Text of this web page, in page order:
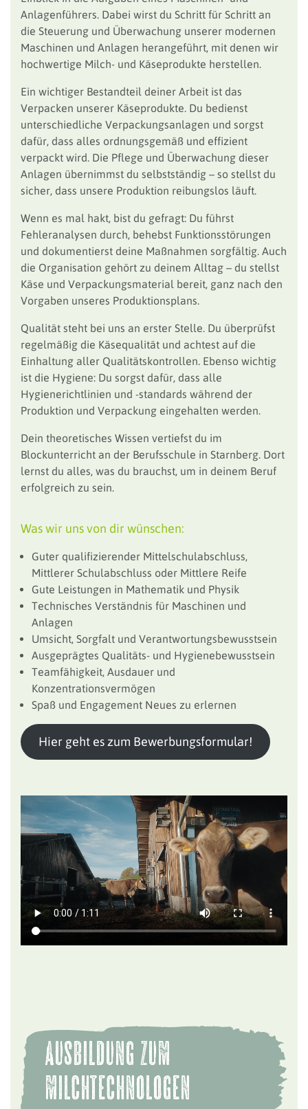
Anlagenführers. Dabei wirst du Schritt für Schritt an
die Steuerung und Überwachung unserer modernen
Maschinen und Anlagen herangeführt, mit denen wir
hochwertige Milch- und Käseprodukte herstellen.
Ein wichtiger Bestandteil deiner Arbeit ist das
Verpacken unserer Käseprodukte. Du bedienst
unterschiedliche Verpackungsanlagen und sorgst
dafür, dass alles ordnungsgemäß und effizient
verpackt wird. Die Pflege und Überwachung dieser
Anlagen übernimmst du selbstständig – so stellst du
sicher, dass unsere Produktion reibungslos läuft.
Wenn es mal hakt, bist du gefragt: Du führst
Fehleranalysen durch, behebst Funktionsstörungen
und dokumentierst deine Maßnahmen sorgfältig. Auch
die Organisation gehört zu deinem Alltag – du stellst
Käse und Verpackungsmaterial bereit, ganz nach den
Vorgaben unseres Produktionsplans.
Qualität steht bei uns an erster Stelle. Du überprüfst
regelmäßig die Käsequalität und achtest auf die
Einhaltung aller Qualitätskontrollen. Ebenso wichtig
ist die Hygiene: Du sorgst dafür, dass alle
Hygienerichtlinien und -standards während der
Produktion und Verpackung eingehalten werden.
Dein theoretisches Wissen vertiefst du im
Blockunterricht an der Berufsschule in Starnberg. Dort
lernst du alles, was du brauchst, um in deinem Beruf
erfolgreich zu sein.
Was wir uns von dir wünschen:
Guter qualifizierender Mittelschulabschluss,
Mittlerer Schulabschluss oder Mittlere Reife
Gute Leistungen in Mathematik und Physik
Technisches Verständnis für Maschinen und
Anlagen
Umsicht, Sorgfalt und Verantwortungsbewusstsein
Ausgeprägtes Qualitäts- und Hygienebewusstsein
Teamfähigkeit, Ausdauer und
Konzentrationsvermögen
Spaß und Engagement Neues zu erlernen
Hier geht es zum Bewerbungsformular!
Ausbildung zum
Milchtechnologen